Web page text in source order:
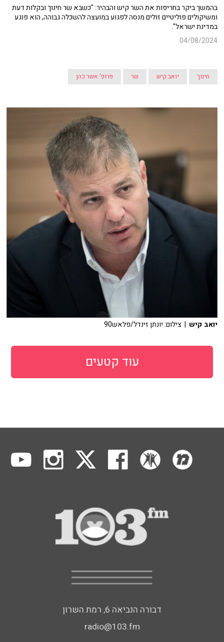
בהמשך ביקר בחריפות את השר קיש והבהיר: "כשבא שר חינוך ובקלות דעת
ומשיקולים פוליטיים זולים מנסה לפגוע במועצה להשכלה גבוהה, הוא פוגע
במדינת ישראל".
04/08/2024
חינוך יואב קיש שר פרופ' אשר כהן
יואב קיש | צילום: יונתן זינדל/פלאש90
עוד קטעים
דבורה הנביאה 6, רמת השרון
radio@103.fm